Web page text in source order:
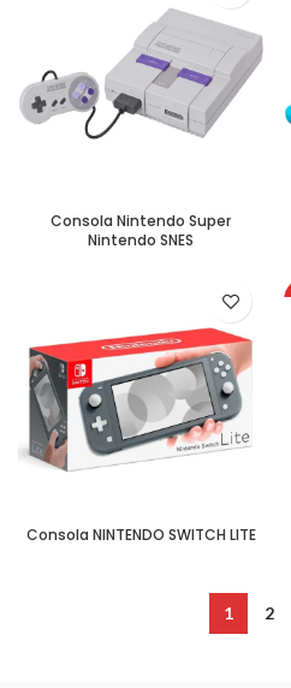
Consola Nintendo Super
Nintendo SNES
Consola NINTENDO SWITCH LITE
1 2